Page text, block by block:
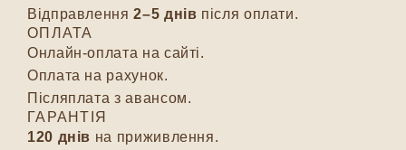
Відправлення2–5 днів після оплати.
ОПЛАТА
Онлайн-оплата на сайті.
Оплата на рахунок.
Післяплата з авансом.
ГАРАНТІЯ
120 днів на приживлення.